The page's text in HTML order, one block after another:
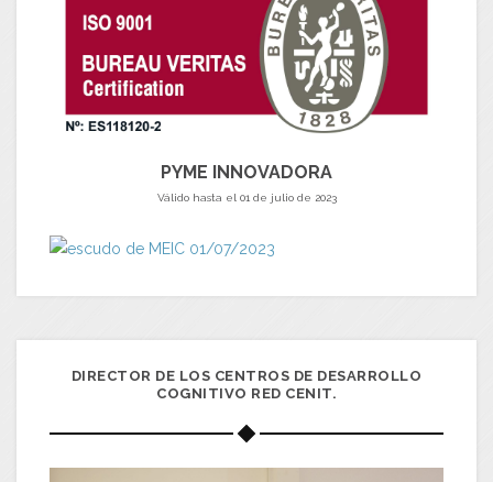
PYME INNOVADORA
Válido hasta el 01 de julio de 2023
DIRECTOR DE LOS CENTROS DE DESARROLLO
COGNITIVO RED CENIT.